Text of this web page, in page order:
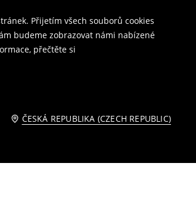
Přijetím všech souborů cookies
budeme zobrazovat námi nabízené
přečtěte si
ČESKÁ REPUBLIKA (CZECH REPUBLIC)